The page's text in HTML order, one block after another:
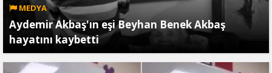
MEDYA
Aydemir Akbaş'ın eşi Beyhan Benek Akbaş
hayatını kaybetti